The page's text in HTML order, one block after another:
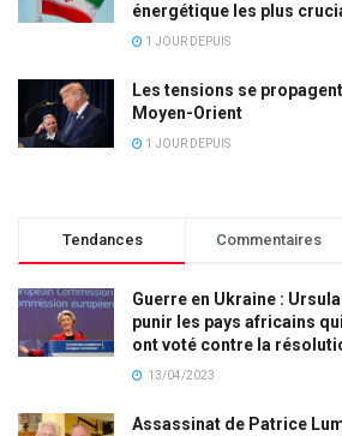
énergétique les plus
1 JOUR DEPUIS
Les tensions se
Moyen-Orient
1 JOUR DEPUIS
Tendances Commentaires
Guerre en Ukraine :
punir les pays africains
ont voté contre la
13/04/2023
Assassinat de Patrice